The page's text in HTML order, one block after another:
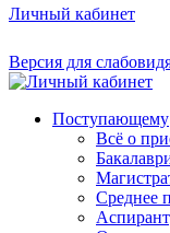
Личный кабинет
Версия для
Поступающему
Всё о
Среднее